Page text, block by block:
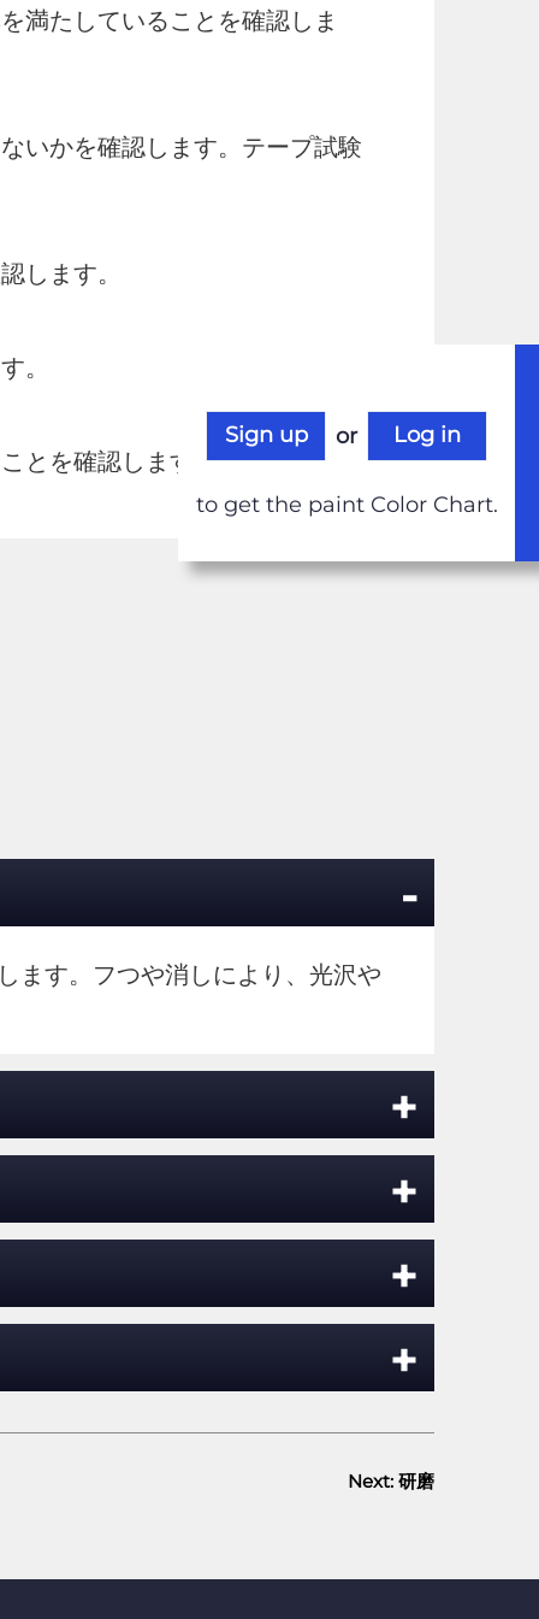
満たしていることを確認しま
いかを確認します。テープ試験
します。
。
とを確認します。
-
ます。フつや消しにより、光沢や
+
+
+
+
Next: 研磨
Sign up or Log in
to get the paint Color Chart.